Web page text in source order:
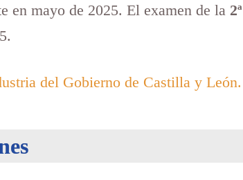
en mayo de 2025. El examen de la 2ª
del Gobierno de Castilla y León.